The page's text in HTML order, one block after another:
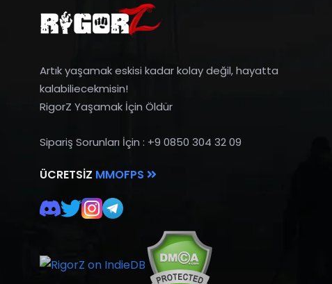
Artık yaşamak eskisi kadar kolay değil, hayatta
kalabiliecekmisin!
RigorZ Yaşamak İçin Öldür
Sipariş Sorunları İçin : +9 0850 304 32 09
ÜCRETSIZ MMOFPS